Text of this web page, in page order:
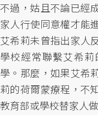
不過，姑且不論已經
家人行使同意權才能
艾希莉未曾指出家人
學校經常聯繫艾希
學。那麼，如果艾希
莉的荷爾蒙療程，不
教育部或學校替家人